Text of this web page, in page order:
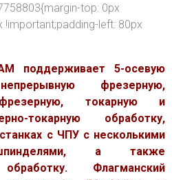
top: 0px
!important;padding-left: 80px
поддерживает 5-осевую
фрезерную,
фрезерную, токарную и
токарную обработку,
с ЧПУ с несколькими
а также
Флагманский